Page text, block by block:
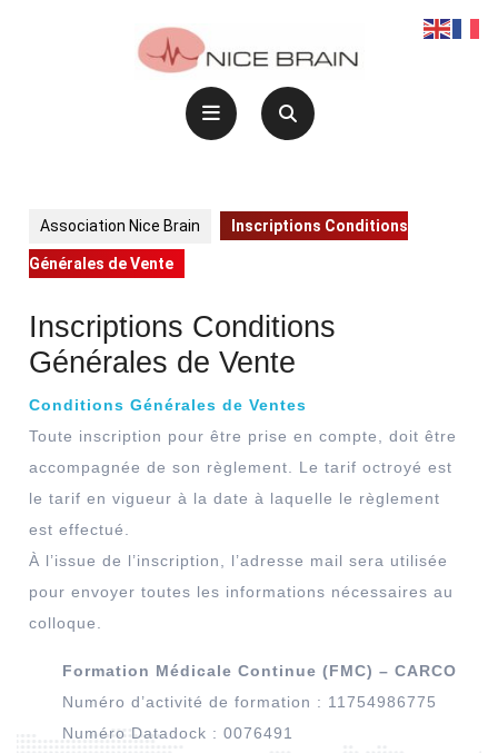
Open
Association Nice Brain Inscriptions Conditions
Générales de Vente
Inscriptions Conditions
Générales de Vente
Conditions Générales de Ventes
Toute inscription pour être prise en compte, doit être
accompagnée de son règlement. Le tarif octroyé est
le tarif en vigueur à la date à laquelle le règlement
est effectué.
À l’issue de l’inscription, l’adresse mail sera utilisée
pour envoyer toutes les informations nécessaires au
colloque.
Formation Médicale Continue (FMC) – CARCO
Numéro d’activité de formation : 11754986775
Numéro Datadock : 0076491